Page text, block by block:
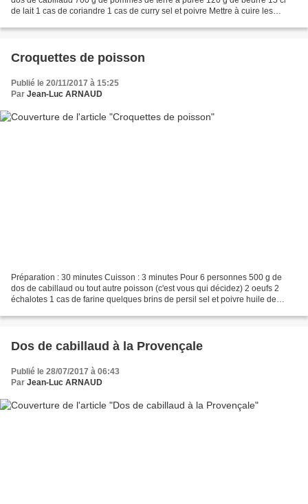
de lait 1 cas de coriandre 1 cas de curry sel et poivre Mettre à cuire les
Croquettes de poisson
Publié le 20/11/2017 à 15:25
Par Jean-Luc ARNAUD
Préparation : 30 minutes Cuisson : 3 minutes Pour 6 personnes 500 g de
dos de cabillaud ou tout autre poisson (c'est vous qui décidez) 2 oeufs 2
échalotes 1 cas de farine quelques brins de persil sel et poivre huile de
Dos de cabillaud à la Provençale
Publié le 28/07/2017 à 06:43
Par Jean-Luc ARNAUD